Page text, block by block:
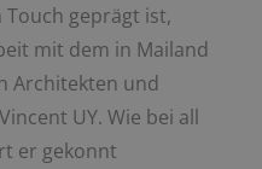
geprägt ist,
mit dem in Mailand
Architekten und
UY. Wie bei all
er gekonnt